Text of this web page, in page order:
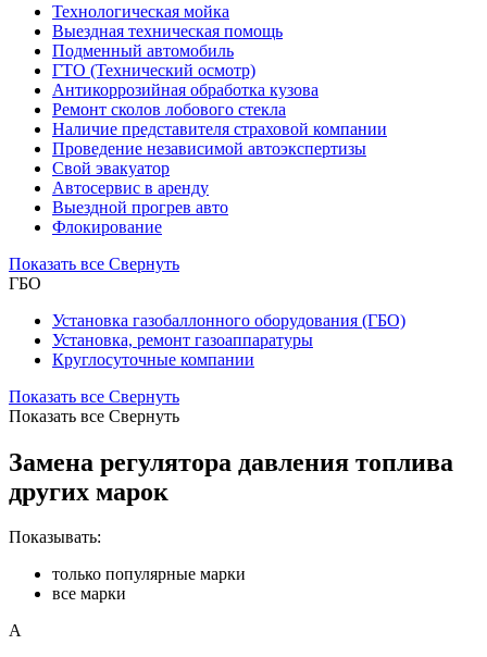
Технологическая мойка
Выездная техническая помощь
Подменный автомобиль
ГТО (Технический осмотр)
Антикоррозийная обработка кузова
Ремонт сколов лобового стекла
Наличие представителя страховой компании
Проведение независимой автоэкспертизы
Свой эвакуатор
Автосервис в аренду
Выездной прогрев авто
Флокирование
Показать все Свернуть
ГБО
Установка газобаллонного оборудования (ГБО)
Установка, ремонт газоаппаратуры
Круглосуточные компании
Показать все Свернуть
Показать все Свернуть
Замена регулятора давления топлива
других марок
Показывать:
только популярные марки
все марки
A